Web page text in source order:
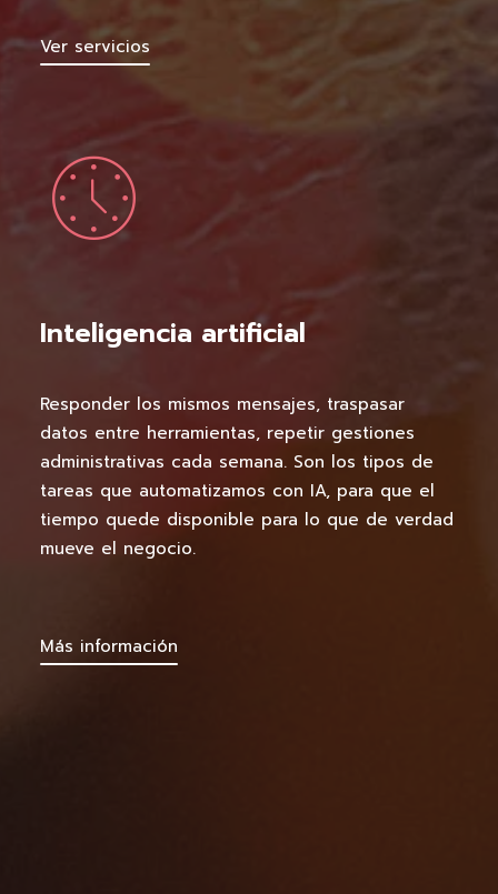
Ver servicios
Inteligencia artificial
Responder los mismos mensajes, traspasar
datos entre herramientas, repetir gestiones
administrativas cada semana. Son los tipos de
tareas que automatizamos con IA, para que el
tiempo quede disponible para lo que de verdad
mueve el negocio.
Más información